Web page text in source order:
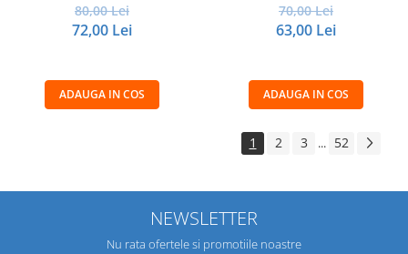
80,00 Lei
72,00 Lei
ADAUGA IN COS
70,00 Lei
63,00 Lei
ADAUGA IN COS
1 2 3 ... 52
NEWSLETTER
Nu rata ofertele si promotiile noastre